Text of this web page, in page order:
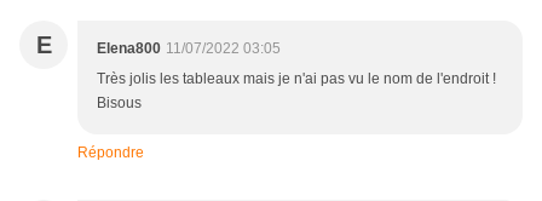
E Elena800 11/07/2022 03:05
Très jolis les tableaux mais je n'ai pas vu le nom de l'endroit !
Bisous
Répondre